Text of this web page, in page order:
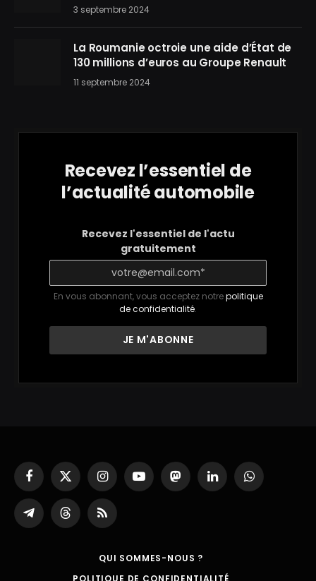
3 septembre 2024
La Roumanie octroie une aide d’État de
130 millions d’euros au Groupe Renault
11 septembre 2024
Recevez l’essentiel de
l’actualité automobile
Recevez l'essentiel de l'actu
gratuitement
En vous abonnant, vous acceptez notrepolitique
de confidentialité.
Facebook
X
(Twitter)
InstagramYouTubeMastodonLinkedInWhatsApp
Partager
sur
ThreadsRSS
QUI SOMMES-NOUS ?
POLITIQUE DE CONFIDENTIALITÉ